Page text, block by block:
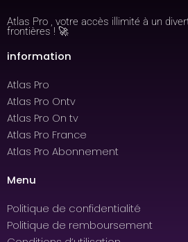
Atlas Pro , votre accès illimité à un
frontières ! 🚀
information
Atlas Pro
Atlas Pro Ontv
Atlas Pro On tv
Atlas Pro France
Atlas Pro Abonnement
Menu
Politique de confidentialité
Politique de remboursement